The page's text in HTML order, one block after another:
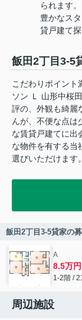
られます
豊かなス
貸戸建て
飯田2丁目3‐5
こだわりポイント
ソン Ｌ 山形中桜
評の、外観も綺麗
んが、不便な点は
な賃貸戸建てに出
な物件を有する当
選びいただけます。
飯田2丁目3‐5貸家の
A
8.5万円
1-2階 /
周辺施設